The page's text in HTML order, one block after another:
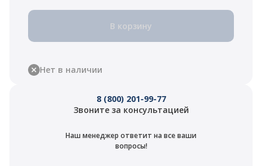
В корзину
Нет в наличии
8 (800) 201-99-77
Звоните за консультацией
Наш менеджер ответит на все ваши
вопросы!